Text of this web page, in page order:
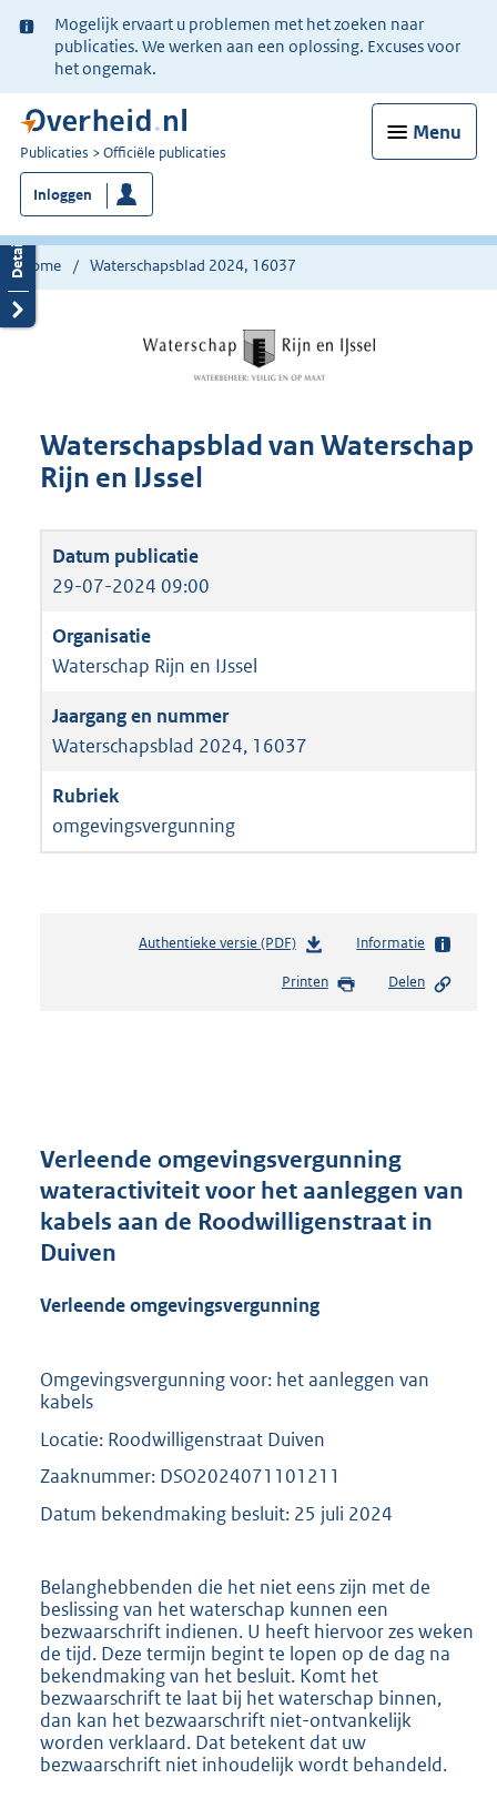
Ter
informatie:
Mogelijk ervaart u problemen met het zoeken naar
publicaties. We werken aan een oplossing. Excuses voor
het ongemak.
Menu
U
bent
nu
hier:
Publicaties Officiële publicaties
Inloggen
Home Waterschapsblad 2024, 16037
Waterschapsblad van Waterschap
Rijn en IJssel
29-07-2024 09:00
Waterschap Rijn en IJssel
Waterschapsblad 2024, 16037
omgevingsvergunning
Authentieke versie (PDF)b
s
r
o
t
2
K
Informatie
Printen Delen
Verleende omgevingsvergunning
wateractiviteit voor het aanleggen van
kabels aan de Roodwilligenstraat in
Duiven
Verleende omgevingsvergunning
Omgevingsvergunning voor: het aanleggen van
kabels
Locatie: Roodwilligenstraat Duiven
Zaaknummer: DSO2024071101211
Datum bekendmaking besluit: 25 juli 2024
Belanghebbenden die het niet eens zijn met de
beslissing van het waterschap kunnen een
bezwaarschrift indienen. U heeft hiervoor zes weken
de tijd. Deze termijn begint te lopen op de dag na
bekendmaking van het besluit. Komt het
bezwaarschrift te laat bij het waterschap binnen,
dan kan het bezwaarschrift niet-ontvankelijk
worden verklaard. Dat betekent dat uw
bezwaarschrift niet inhoudelijk wordt behandeld.